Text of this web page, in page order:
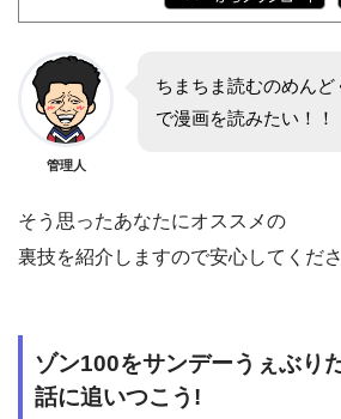
管理人
ちまちま読むのめん
で漫画を読みたい！！
そう思ったあなたにオススメの
裏技を紹介しますので安心してくださ
ゾン100をサンデーうぇぶり
話に追いつこう!